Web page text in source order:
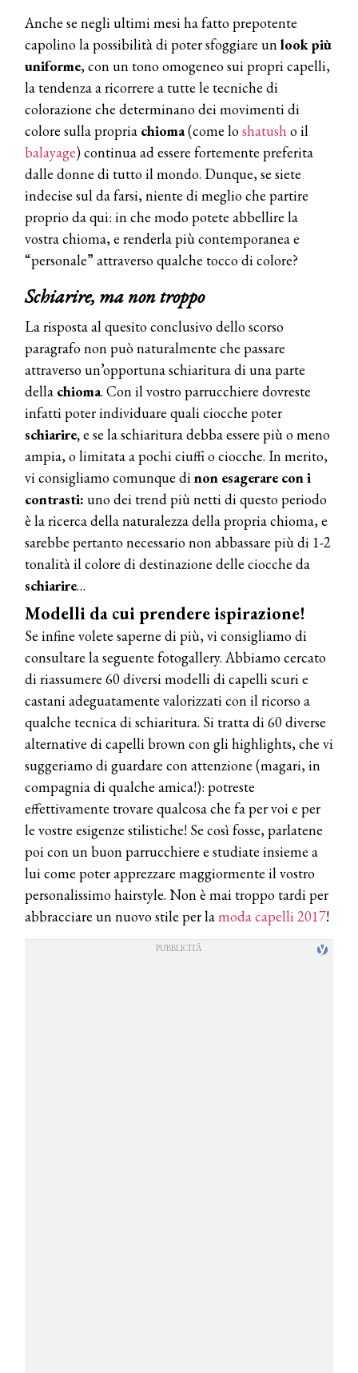
Anche se negli ultimi mesi ha fatto prepotente
capolino la possibilità di poter sfoggiare unlook più
uniforme, con un tono omogeneo sui propri capelli,
la tendenza a ricorrere a tutte le tecniche di
colorazione che determinano dei movimenti di
colore sulla propria chioma(come loshatush o il
balayage) continua ad essere fortemente preferita
dalle donne di tutto il mondo. Dunque, se siete
indecise sul da farsi, niente di meglio che partire
proprio da qui: in che modo potete abbellire la
vostra chioma, e renderla più contemporanea e
“personale” attraverso qualche tocco di colore?
Schiarire, ma non troppo
La risposta al quesito conclusivo dello scorso
paragrafo non può naturalmente che passare
attraverso un’opportuna schiaritura di una parte
della chioma. Con il vostro parrucchiere dovreste
infatti poter individuare quali ciocche poter
schiarire,e se la schiaritura debba essere più o meno
ampia, o limitata a pochi ciuffi o ciocche. In merito,
vi consigliamo comunque dinon esagerare coni
contrasti: uno dei trend più netti di questo periodo
è la ricerca della naturalezza della propria chioma, e
sarebbe pertanto necessario non abbassare più di 1-2
tonalità il colore di destinazione delle ciocche da
schiarire…
Modelli da cui prendere ispirazione!
Se infine volete saperne di più, vi consigliamo di
consultare la seguente fotogallery. Abbiamo cercato
di riassumere 60 diversi modelli di capelli scuri e
castani adeguatamente valorizzati con il ricorso a
qualche tecnica di schiaritura. Si tratta di 60 diverse
alternative di capelli brown con gli highlights, che vi
suggeriamo di guardare con attenzione (magari, in
compagnia di qualche amica!): potreste
effettivamente trovare qualcosa che fa per voi e per
le vostre esigenze stilistiche! Se così fosse, parlatene
poi con un buon parrucchiere e studiate insieme a
lui come poter apprezzare maggiormente il vostro
personalissimo hairstyle. Non è mai troppo tardi per
abbracciare un nuovo stile per lamoda capelli 2017!